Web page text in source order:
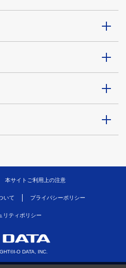
本サイトご利用上の注意
いて プライバシーポリシー
リティポリシー
O DATA, INC.